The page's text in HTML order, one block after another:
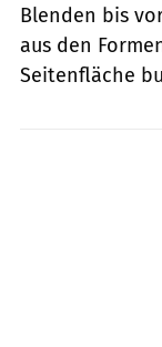
Blenden bis
aus den
Seitenfläche